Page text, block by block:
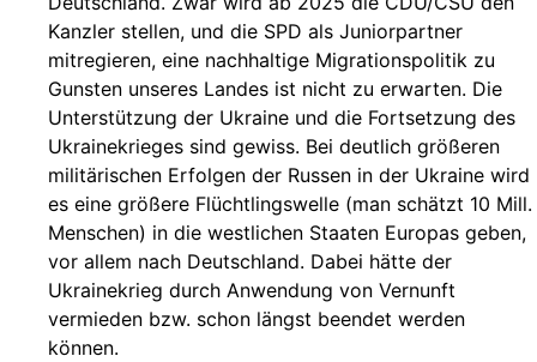
Kanzler stellen, und die SPD als Juniorpartner
mitregieren, eine nachhaltige Migrationspolitik zu
Gunsten unseres Landes ist nicht zu erwarten. Die
Unterstützung der Ukraine und die Fortsetzung des
Ukrainekrieges sind gewiss. Bei deutlich größeren
militärischen Erfolgen der Russen in der Ukraine wird
es eine größere Flüchtlingswelle (man schätzt 10 Mill.
Menschen) in die westlichen Staaten Europas geben,
vor allem nach Deutschland. Dabei hätte der
Ukrainekrieg durch Anwendung von Vernunft
vermieden bzw. schon längst beendet werden
können.